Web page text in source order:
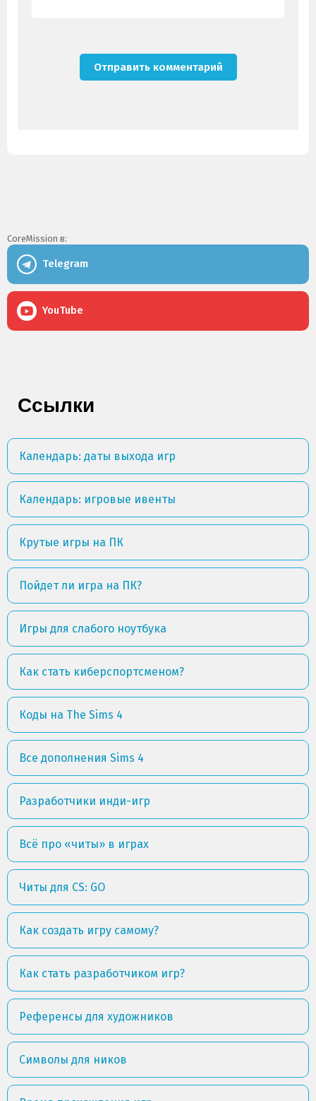
CoreMission в:
Telegram
YouTube
Ссылки
Календарь: даты выхода игр
Календарь: игровые ивенты
Крутые игры на ПК
Пойдет ли игра на ПК?
Игры для слабого ноутбука
Как стать киберспортсменом?
Коды на The Sims 4
Все дополнения Sims 4
Разработчики инди-игр
Всё про «читы» в играх
Читы для CS: GO
Как создать игру самому?
Как стать разработчиком игр?
Референсы для художников
Символы для ников